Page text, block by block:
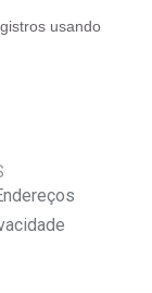
usando